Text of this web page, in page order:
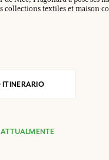
collections textiles et maison
ITINERARIO
ATTUALMENTE